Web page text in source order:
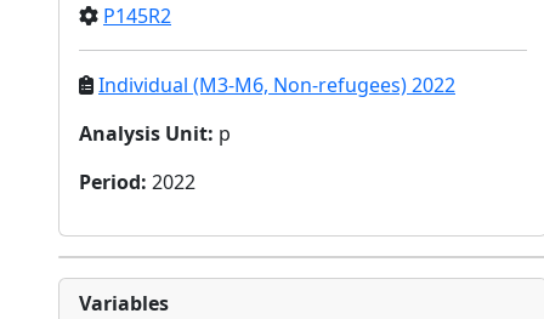
P145R2
Individual (M3-M6, Non-refugees) 2022
Analysis Unit: p
Period: 2022
Variables